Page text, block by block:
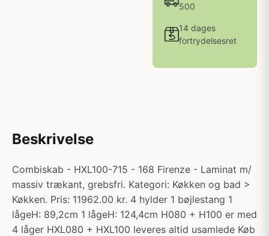
500
14 dages
fortrydelsesret
Beskrivelse
Combiskab - HXL100-715 - 168 Firenze - Laminat m/
massiv trækant, grebsfri. Kategori: Køkken og bad >
Køkken. Pris: 11962.00 kr. 4 hylder 1 bøjlestang 1
lågeH: 89,2cm 1 lågeH: 124,4cm H080 + H100 er med
4 låger HXL080 + HXL100 leveres altid usamlede Køb